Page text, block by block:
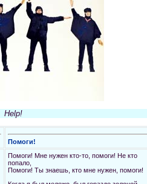
По-правде, решать вам.
Я думаю, только это правильно —
Гордость может причинить боль вам обоим,
Попроси у неё прощение.
Потому что она любит тебя,
И ты знаешь, что это не плохо.
Да, она любит тебя,
И ты знаешь, это должно тебя обрадовать.
Ты знаешь,
что ты должен быть счастлив.
Ты знаешь,
что ты должен быть счастлив.
Леди Мадонна
Леди Мадонна, дети у твоих ног
Удивляюсь, как тебе удается сводить концы с
Help!
Помоги!
Помоги! Мне нужен кто-то, помоги! Не кто
попало,
Помоги! Ты знаешь, кто мне нужен, помоги!